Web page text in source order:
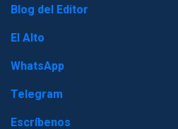
Blog del Editor
El Alto
WhatsApp
Telegram
Escríbenos